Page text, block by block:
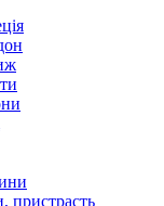
пристрасть